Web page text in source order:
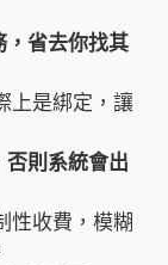
V
省去你找其
上是綁定，讓
則系統會出
性收費，模糊